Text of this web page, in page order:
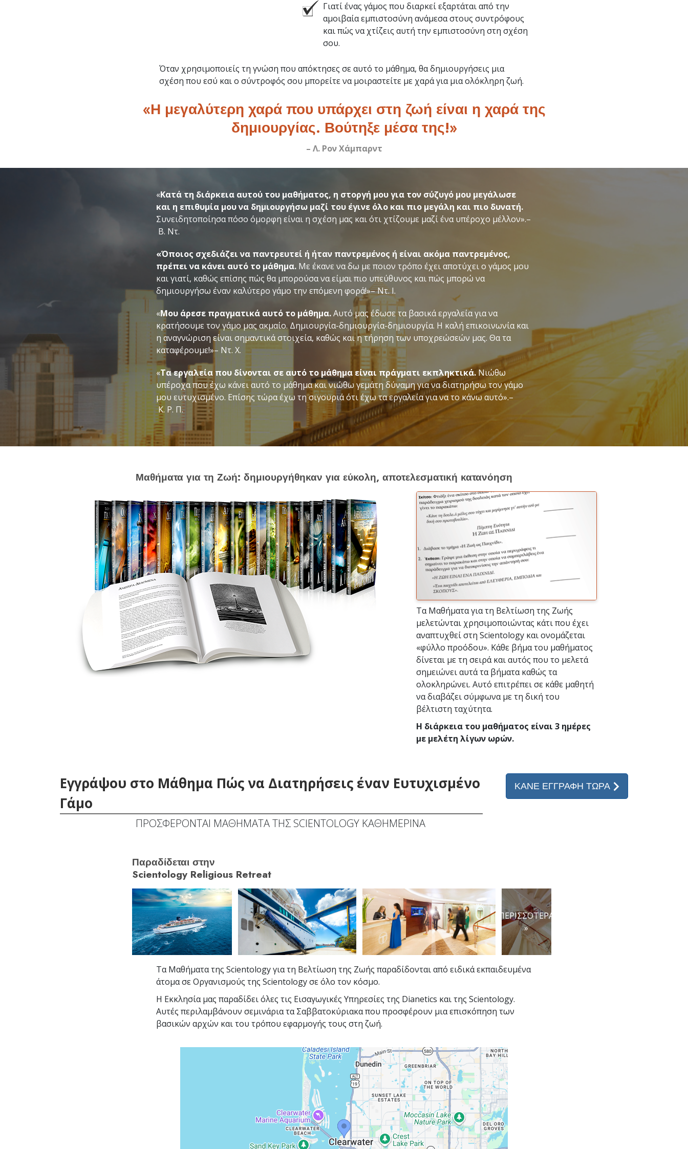
Γιατί ένας γάμος που διαρκεί εξαρτάται από την
αμοιβαία εμπιστοσύνη ανάμεσα στους συντρόφους
και πώς να χτίζεις αυτή την εμπιστοσύνη στη σχέση
σου.
Όταν χρησιμοποιείς τη γνώση που απόκτησες σε αυτό το μάθημα, θα δημιουργήσεις μια
σχέση που εσύ και ο σύντροφός σου μπορείτε να μοιραστείτε με χαρά για μια ολόκληρη ζωή.
«Η μεγαλύτερη χαρά που υπάρχει στη ζωή είναι η χαρά της
δημιουργίας. Βούτηξε μέσα της!»
– Λ. Ρον Χάμπαρντ
«Κατά τη διάρκεια αυτού του μαθήματος, η στοργή μου για τον σύζυγό μου μεγάλωσε
και η επιθυμία μου να δημιουργήσω μαζί του έγινε όλο και πιο μεγάλη και πιο δυνατή.
Συνειδητοποίησα πόσο όμορφη είναι η σχέση μας και ότι χτίζουμε μαζί ένα υπέροχο μέλλον».–
Β. Ντ.
«Όποιος σχεδιάζει να παντρευτεί ή ήταν παντρεμένος ή είναι ακόμα παντρεμένος,
πρέπει να κάνει αυτό το μάθημα. Με έκανε να δω με ποιον τρόπο έχει αποτύχει ο γάμος μου
και γιατί, καθώς επίσης πώς θα μπορούσα να είμαι πιο υπεύθυνος και πώς μπορώ να
δημιουργήσω έναν καλύτερο γάμο την επόμενη φορά!»– Ντ. Ι.
«Μου άρεσε πραγματικά αυτό το μάθημα.Αυτό μας έδωσε τα βασικά εργαλεία για να
κρατήσουμε τον γάμο μας ακμαίο. Δημιουργία-δημιουργία-δημιουργία. Η καλή επικοινωνία και
η αναγνώριση είναι σημαντικά στοιχεία, καθώς και η τήρηση των υποχρεώσεών μας. Θα τα
καταφέρουμε!»– Ντ. Χ.
«Τα εργαλεία που δίνονται σε αυτό το μάθημα είναι πράγματι εκπληκτικά. Νιώθω
υπέροχα που έχω κάνει αυτό το μάθημα και νιώθω γεμάτη δύναμη για να διατηρήσω τον γάμο
μου ευτυχισμένο. Επίσης τώρα έχω τη σιγουριά ότι έχω τα εργαλεία για να το κάνω αυτό».–
Κ. Ρ. Π.
Μαθήματα για τη Ζωή: δημιουργήθηκαν για εύκολη, αποτελεσματική κατανόηση
Τα Μαθήματα για τη Βελτίωση της Ζωής
μελετώνται χρησιμοποιώντας κάτι που έχει
αναπτυχθεί στη Scientology και ονομάζεται
«φύλλο προόδου». Κάθε βήμα του μαθήματος
δίνεται με τη σειρά και αυτός που το μελετά
σημειώνει αυτά τα βήματα καθώς τα
ολοκληρώνει. Αυτό επιτρέπει σε κάθε μαθητή
να διαβάζει σύμφωνα με τη δική του
βέλτιστη ταχύτητα.
Η διάρκεια του μαθήματος είναι 3 ημέρες
με μελέτη λίγων ωρών.
Εγγράψου στο Μάθημα Πώς να Διατηρήσεις έναν Ευτυχισμένο
Γάμο
ΠΡΟΣΦΕΡΟΝΤΑΙ ΜΑΘΗΜΑΤΑ ΤΗΣ SCIENTOLOGY ΚΑΘΗΜΕΡΙΝΑ
ΚΑΝΕ ΕΓΓΡΑΦΗ ΤΩΡΑ
Παραδίδεται στην
Scientology Religious Retreat
ΠΕΡΙΣΣΟΤΕΡΑ
»
Τα Μαθήματα της Scientology για τη Βελτίωση της Ζωής παραδίδονται από ειδικά εκπαιδευμένα
άτομα σε Οργανισμούς της Scientology σε όλο τον κόσμο.
Η Εκκλησία μας παραδίδει όλες τις Εισαγωγικές Υπηρεσίες της Dianetics και της Scientology.
Αυτές περιλαμβάνουν σεμινάρια τα Σαββατοκύριακα που προσφέρουν μια επισκόπηση των
βασικών αρχών και του τρόπου εφαρμογής τους στη ζωή.